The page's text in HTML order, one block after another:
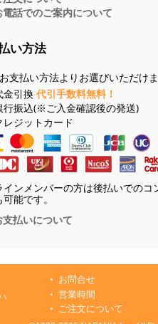
電話でのご案内について
い方法
支払い方法よりお選びいただけま
金引換 代引手数料無料！
行振込(※ご入金確認後の発送)
レジットカード
インメンバーの方は後払いでのコ
能です。
支払いについて
お問合せ
営業時間
ご注文について